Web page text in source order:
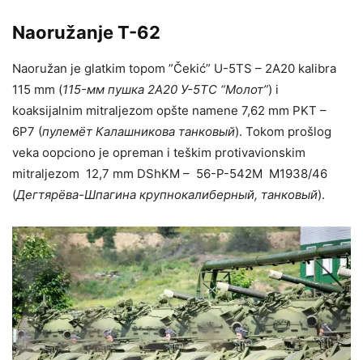
Naoružanje T-62
Naoružan je glatkim topom ”Čekić” U-5TS – 2A20 kalibra
115 mm (115-мм пушка 2А20 У-5ТС “Молот”) i
koaksijalnim mitraljezom opšte namene 7,62 mm PKT –
6P7 (пулемёт Калашникова танковый). Tokom prošlog
veka oopciono je opreman i teškim protivavionskim
mitraljezom 12,7 mm DShKM – 56-P-542M M1938/46
(Дегтярёва-Шпагина крупнокалиберный, танковый).